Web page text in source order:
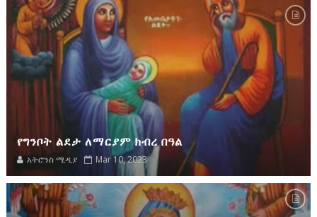
የግንቦት ልደታ ለማርያም ክብረ በዓል
አትሮንስ ሚዲያ Mar 10, 2023